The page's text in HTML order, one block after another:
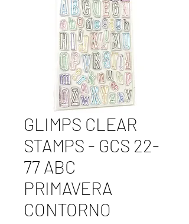
GLIMPS CLEAR
STAMPS - GCS 22-
77 ABC
PRIMAVERA
CONTORNO